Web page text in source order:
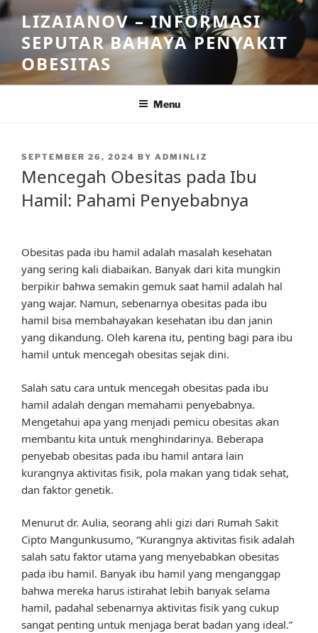
Skip
to
content
LIZAIANOV – INFORMASI
SEPUTAR BAHAYA PENYAKIT
OBESITAS
Menu
POSTED
SEPTEMBER 26, 2024 BY ADMINLIZ
Mencegah Obesitas pada Ibu
Hamil: Pahami Penyebabnya
Obesitas pada ibu hamil adalah masalah kesehatan
yang sering kali diabaikan. Banyak dari kita mungkin
berpikir bahwa semakin gemuk saat hamil adalah hal
yang wajar. Namun, sebenarnya obesitas pada ibu
hamil bisa membahayakan kesehatan ibu dan janin
yang dikandung. Oleh karena itu, penting bagi para ibu
hamil untuk mencegah obesitas sejak dini.
Salah satu cara untuk mencegah obesitas pada ibu
hamil adalah dengan memahami penyebabnya.
Mengetahui apa yang menjadi pemicu obesitas akan
membantu kita untuk menghindarinya. Beberapa
penyebab obesitas pada ibu hamil antara lain
kurangnya aktivitas fisik, pola makan yang tidak sehat,
dan faktor genetik.
Menurut dr. Aulia, seorang ahli gizi dari Rumah Sakit
Cipto Mangunkusumo, “Kurangnya aktivitas fisik adalah
salah satu faktor utama yang menyebabkan obesitas
pada ibu hamil. Banyak ibu hamil yang menganggap
bahwa mereka harus istirahat lebih banyak selama
hamil, padahal sebenarnya aktivitas fisik yang cukup
sangat penting untuk menjaga berat badan yang ideal.”